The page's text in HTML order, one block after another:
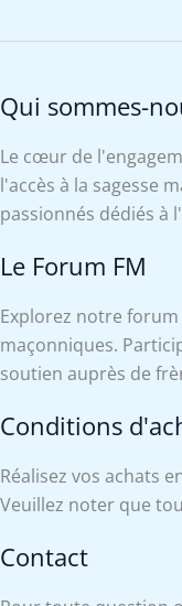
Qui sommes-
Le cœur de
l'accès à la sagesse
passionnés dédiés à
Le Forum FM
Explorez notre
maçonniques.
soutien auprès de
Conditions
Réalisez vos achats
Veuillez noter que
Contact